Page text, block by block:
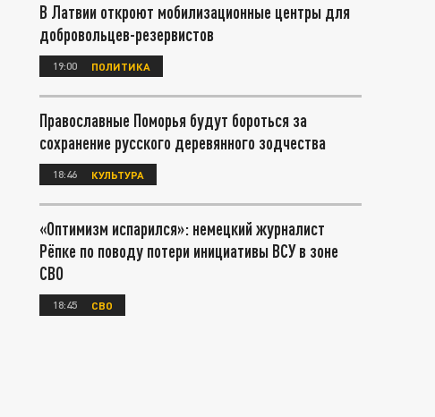
В Латвии откроют мобилизационные центры для
добровольцев-резервистов
19:00 ПОЛИТИКА
Православные Поморья будут бороться за
сохранение русского деревянного зодчества
18:46 КУЛЬТУРА
«Оптимизм испарился»: немецкий журналист
Рёпке по поводу потери инициативы ВСУ в зоне
СВО
18:45 СВО